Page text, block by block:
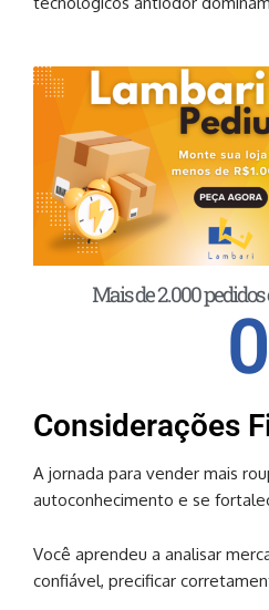
Mais de 2.000
0
Considerações
A jornada para vender mais
autoconhecimento e se
Você aprendeu a analisar
confiável, precificar